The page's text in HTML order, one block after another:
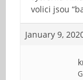
volici jsou
January 9,